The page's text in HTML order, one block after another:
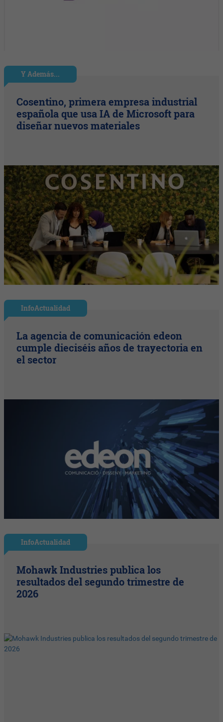
Y Además...
Cosentino, primera empresa industrial
española que usa IA de Microsoft para
diseñar nuevos materiales
InfoActualidad
La agencia de comunicación edeon
cumple dieciséis años de trayectoria en
el sector
InfoActualidad
Mohawk Industries publica los
resultados del segundo trimestre de
2026